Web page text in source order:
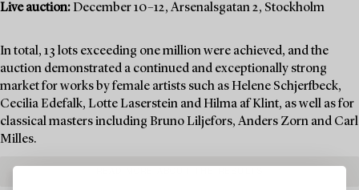
Live auction: December 10–12, Arsenalsgatan 2, Stockholm
In total, 13 lots exceeding one million were achieved, and the
auction demonstrated a continued and exceptionally strong
market for works by female artists such as Helene Schjerfbeck,
Cecilia Edefalk, Lotte Laserstein and Hilma af Klint, as well as for
classical masters including Bruno Liljefors, Anders Zorn and Carl
Milles.